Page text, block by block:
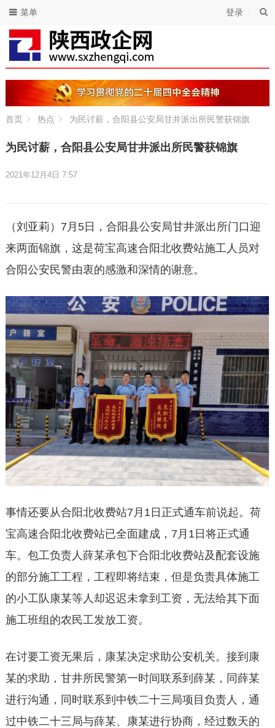
登录
菜单
首页 热点 为民讨薪，合阳县公安局甘井派出所民警获锦旗
为民讨薪，合阳县公安局甘井派出所民警获锦旗
2021年12月4日 7:57
（刘亚莉）7月5日，合阳县公安局甘井派出所门口迎
来两面锦旗，这是荷宝高速合阳北收费站施工人员对
合阳公安民警由衷的感激和深情的谢意。
事情还要从合阳北收费站7月1日正式通车前说起。荷
宝高速合阳北收费站已全面建成，7月1日将正式通
车。包工负责人薛某承包下合阳北收费站及配套设施
的部分施工工程，工程即将结束，但是负责具体施工
的小工队康某等人却迟迟未拿到工资，无法给其下面
施工班组的农民工发放工资。
在讨要工资无果后，康某决定求助公安机关。接到康
某的求助，甘井所民警第一时间联系到薛某，同薛某
进行沟通，同时联系到中铁二十三局项目负责人，通
过中铁二十三局与薛某、康某进行协商，经过数天的